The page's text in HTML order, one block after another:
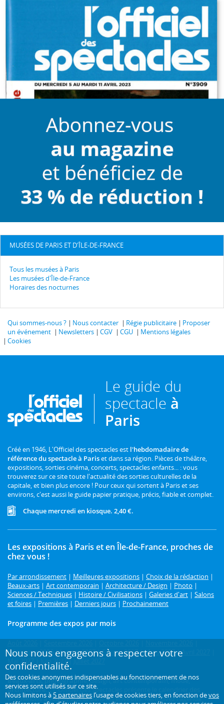
MUSÉES DE PARIS ET D'ÎLE-DE-FRANCE
Tous les musées à Paris
Les musées d'Île-de-France
Horaires des nocturnes
Qui sommes-nous ? Nous contacter Régie publicitaire
Proposer
un événement
Newsletters CGV CGU
Mentions légales
Cookies
Le guide du
spectacle à
Paris
Créé en 1946, L'Officiel des spectacles est l'hebdomadaire de
référence du spectacle à Pariset dans sa région. Pièces de théâtre,
expositions, sorties cinéma, concerts, spectacles enfants... : vous
trouverez sur ce site toute l'actualité des sorties culturelles de la
capitale, et bien plus encore ! Pour ceux qui sortent à Paris et ses
environs, c'est aussi le guide papier pratique, précis, fiable et complet.
Chaque mercredi en kiosque. 2,40 €.
Les expositions à Paris et en Île-de-France, proches de
chez vous !
Par arrondissement | Meilleures expositions | Choix de la rédaction |
Beaux-arts | Art contemporain | Architecture / Design | Photo |
Sciences / Techniques | Histoire / Civilisations | Galeries d'art | Salons
et foires | Premières | Derniers jours | Prochainement
Programme des expos par mois
Décembre 2026 |Janvier 2027|Février 2027|Mars 2027|Avril 2027
Mai 2027
Juin 2027| Juillet 2027
Beaux-arts, photographie, design, art contemporain, mode,
architecture...L'Officiel des spectacles présente le calendrier des
expositions à voir à Paris et dans les environs. Retrouvez l'agenda
Nous nous engageons à respecter votre
confidentialité.
Des cookies anonymes indispensables au fonctionnement de nos
services sont utilisés sur ce site.
Nous limitons à 5 partenaires l’usage de cookies tiers, en fonction devos